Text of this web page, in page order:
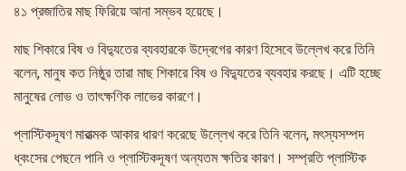
৪১ প্রজাতির মাছ ফিরিয়ে আনা সম্ভব হয়েছে।
মাছ শিকারে বিষ ও বিদ্যুতের ব্যবহারকে উদ্বেগের কারণ হিসেবে উল্লেখ করে তিনি
বলেন, মানুষ কত নিষ্ঠুর তারা মাছ শিকারে বিষ ও বিদ্যুতের ব্যবহার করছে। এটি হচ্ছে
মানুষের লোভ ও তাৎক্ষণিক লাভের কারণে।
প্লাস্টিকদূষণ মারাত্মক আকার ধারণ করেছে উল্লেখ করে তিনি বলেন, মৎস্যসম্পদ
ধ্বংসের পেছনে পানি ও প্লাস্টিকদূষণ অন্যতম ক্ষতির কারণ। সম্প্রতি প্লাস্টিক